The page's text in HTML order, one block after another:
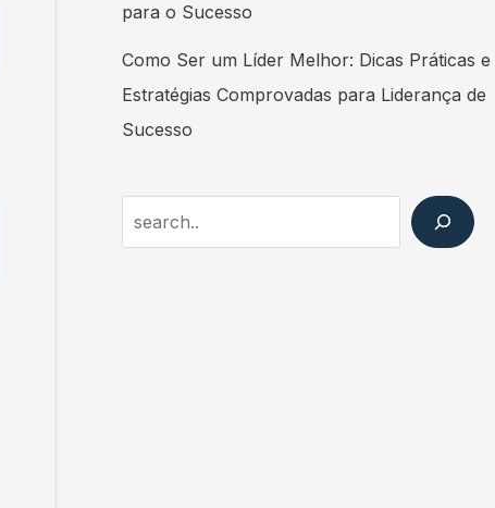
para o Sucesso
Como Ser um Líder Melhor: Dicas Práticas e
Estratégias Comprovadas para Liderança de
Sucesso